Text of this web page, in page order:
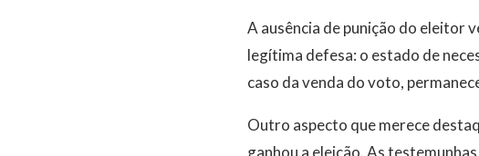
A ausência de punição do eleitor
legítima defesa: o estado de
caso da venda do voto,
Outro aspecto que merece
ganhou a eleição. As